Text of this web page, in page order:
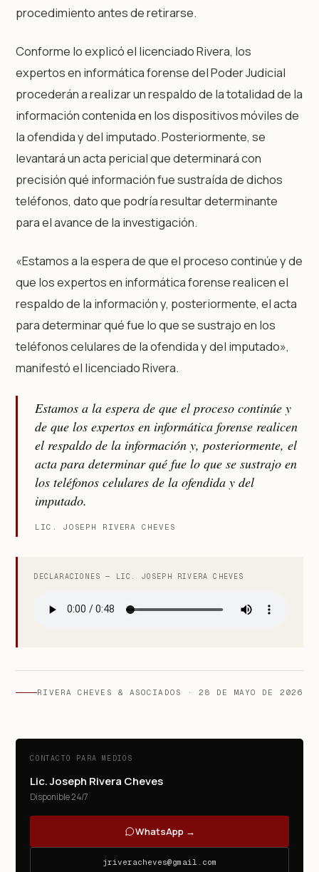
procedimiento antes de retirarse.
Conforme lo explicó el licenciado Rivera, los
expertos en informática forense del Poder Judicial
procederán a realizar un respaldo de la totalidad de la
información contenida en los dispositivos móviles de
la ofendida y del imputado. Posteriormente, se
levantará un acta pericial que determinará con
precisión qué información fue sustraída de dichos
teléfonos, dato que podría resultar determinante
para el avance de la investigación.
«Estamos a la espera de que el proceso continúe y de
que los expertos en informática forense realicen el
respaldo de la información y, posteriormente, el acta
para determinar qué fue lo que se sustrajo en los
teléfonos celulares de la ofendida y del imputado»,
manifestó el licenciado Rivera.
Estamos a la espera de que el proceso continúe y
de que los expertos en informática forense realicen
el respaldo de la información y, posteriormente, el
acta para determinar qué fue lo que se sustrajo en
los teléfonos celulares de la ofendida y del
imputado.
LIC. JOSEPH RIVERA CHEVES
DECLARACIONES — LIC. JOSEPH RIVERA CHEVES
RIVERA CHEVES & ASOCIADOS ·28 DE MAYO DE 2026
CONTACTO PARA MEDIOS
Lic. Joseph Rivera Cheves
Disponible 24/7
WhatsApp →
jriveracheves@gmail.com